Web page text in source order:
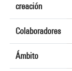
creación
Colaboradores
Ámbito